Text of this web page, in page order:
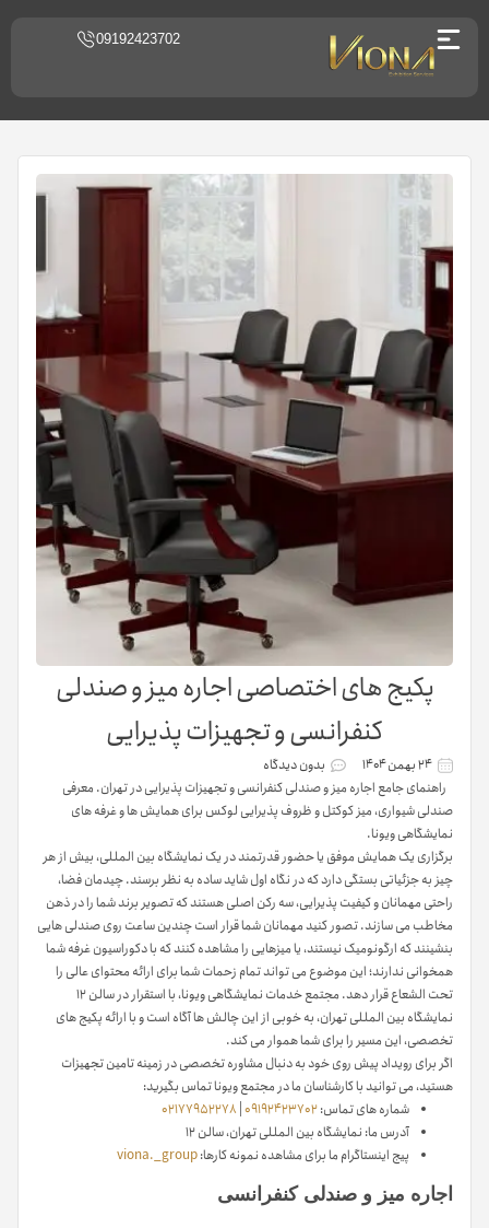
09192423702
پکیج های اختصاصی اجاره میز و صندلی
کنفرانسی و تجهیزات پذیرایی
۲۴ بهمن ۱۴۰۴
بدون دیدگاه
راهنمای جامع اجاره میز و صندلی کنفرانسی و تجهیزات پذیرایی در تهران. معرفی
صندلی شیواری، میز کوکتل و ظروف پذیرایی لوکس برای همایش ها و غرفه های
نمایشگاهی ویونا.
برگزاری یک همایش موفق یا حضور قدرتمند در یک نمایشگاه بین المللی، بیش از هر
چیز به جزئیاتی بستگی دارد که در نگاه اول شاید ساده به نظر برسند. چیدمان فضا،
راحتی مهمانان و کیفیت پذیرایی، سه رکن اصلی هستند که تصویر برند شما را در ذهن
مخاطب می سازند. تصور کنید مهمانان شما قرار است چندین ساعت روی صندلی هایی
بنشینند که ارگونومیک نیستند، یا میزهایی را مشاهده کنند که با دکوراسیون غرفه شما
همخوانی ندارند؛ این موضوع می تواند تمام زحمات شما برای ارائه محتوای عالی را
تحت الشعاع قرار دهد. مجتمع خدمات نمایشگاهی ویونا، با استقرار در سالن ۱۲
نمایشگاه بین المللی تهران، به خوبی از این چالش ها آگاه است و با ارائه پکیج های
تخصصی، این مسیر را برای شما هموار می کند.
اگر برای رویداد پیش روی خود به دنبال مشاوره تخصصی در زمینه تامین تجهیزات
هستید، می توانید با کارشناسان ما در مجتمع ویونا تماس بگیرید:
شماره های تماس:09192423702
02177952278
آدرس ما: نمایشگاه بین المللی تهران، سالن ۱۲
پیج اینستاگرام ما برای مشاهده نمونه کارها:viona._group
اجاره میز و صندلی کنفرانسی